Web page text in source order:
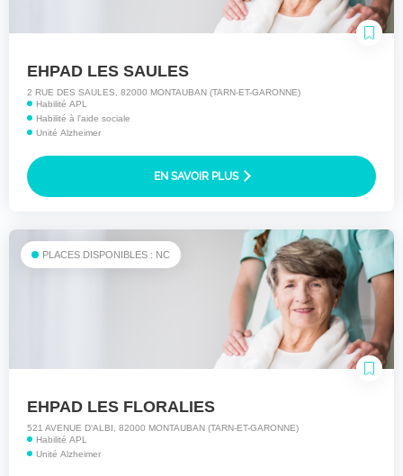
EHPAD LES SAULES
2 RUE DES SAULES, 82000 MONTAUBAN (TARN-ET-GARONNE)
Habilité APL
Habilité à l'aide sociale
Unité Alzheimer
EN SAVOIR PLUS
PLACES DISPONIBLES : NC
EHPAD LES FLORALIES
521 AVENUE D'ALBI, 82000 MONTAUBAN (TARN-ET-GARONNE)
Habilité APL
Unité Alzheimer